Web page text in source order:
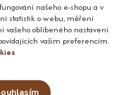
našeho e-shopu a v
statistik o webu, měření
vašeho oblíbeného nastavení
vašim preferencím.